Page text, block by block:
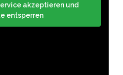
akzeptieren und
entsperren